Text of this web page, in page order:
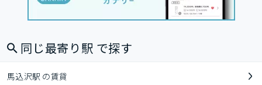
同じ最寄り駅 で探す
馬込沢駅 の賃貸